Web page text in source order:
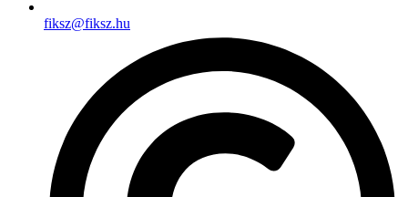
fiksz@fiksz.hu